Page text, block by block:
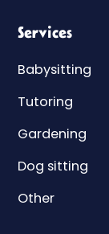
Services
Babysitting
Tutoring
Gardening
Dog sitting
Other